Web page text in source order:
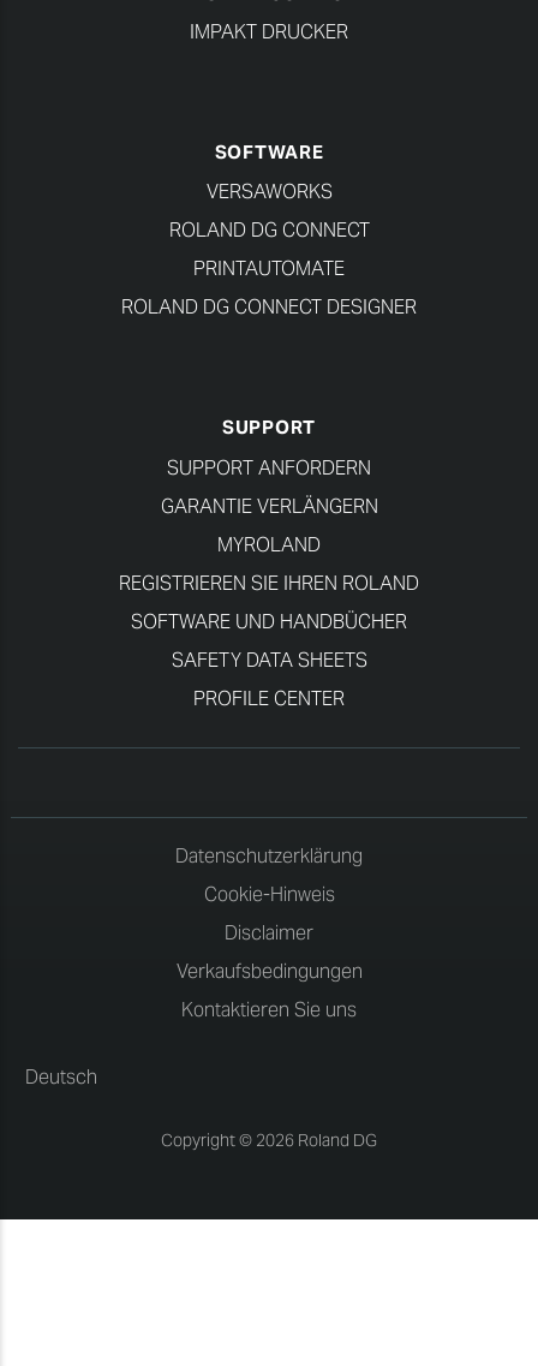
IMPAKT DRUCKER
SOFTWARE
VERSAWORKS
ROLAND DG CONNECT
PRINTAUTOMATE
ROLAND DG CONNECT DESIGNER
SUPPORT
SUPPORT ANFORDERN
GARANTIE VERLÄNGERN
MYROLAND
REGISTRIEREN SIE IHREN ROLAND
SOFTWARE UND HANDBÜCHER
SAFETY DATA SHEETS
PROFILE CENTER
Datenschutzerklärung
Cookie-Hinweis
Disclaimer
Verkaufsbedingungen
Kontaktieren Sie uns
Deutsch
Copyright © 2026 Roland DG